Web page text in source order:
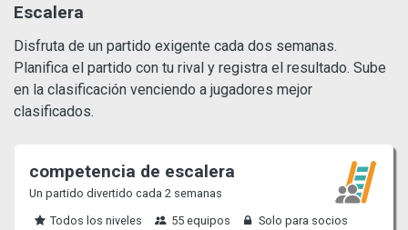
Escalera
Disfruta de un partido exigente cada dos semanas.
Planifica el partido con tu rival y registra el resultado. Sube
en la clasificación venciendo a jugadores mejor
clasificados.
competencia de escalera
Un partido divertido cada 2 semanas
Todos los niveles
55 equipos Solo para socios